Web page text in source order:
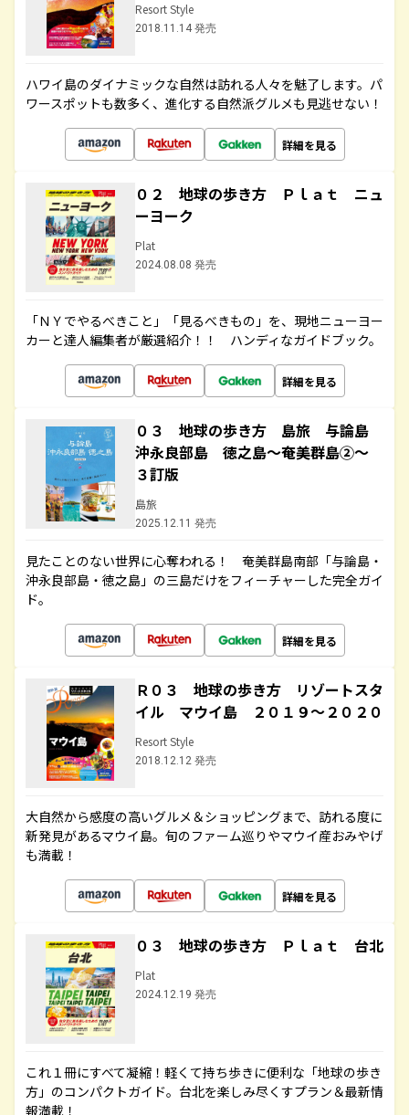
Resort Style
2018.11.14 発売
ハワイ島のダイナミックな自然は訪れる人々を魅了します。パ
ワースポットも数多く、進化する自然派グルメも見逃せない！
詳細を見る
０２ 地球の歩き方 Ｐｌａｔ ニュ
ーヨーク
Plat
2024.08.08 発売
「ＮＹでやるべきこと」「見るべきもの」を、現地ニューヨー
カーと達人編集者が厳選紹介！！ ハンディなガイドブック。
詳細を見る
０３ 地球の歩き方 島旅 与論島
沖永良部島 徳之島～奄美群島②～
３訂版
島旅
2025.12.11 発売
見たことのない世界に心奪われる！ 奄美群島南部「与論島・
沖永良部島・徳之島」の三島だけをフィーチャーした完全ガイ
ド。
詳細を見る
Ｒ０３ 地球の歩き方 リゾートスタ
イル マウイ島 ２０１９～２０２０
Resort Style
2018.12.12 発売
大自然から感度の高いグルメ＆ショッピングまで、訪れる度に
新発見があるマウイ島。旬のファーム巡りやマウイ産おみやげ
も満載！
詳細を見る
０３ 地球の歩き方 Ｐｌａｔ 台北
Plat
2024.12.19 発売
これ１冊にすべて凝縮！軽くて持ち歩きに便利な「地球の歩き
方」のコンパクトガイド。台北を楽しみ尽くすプラン＆最新情
報満載！